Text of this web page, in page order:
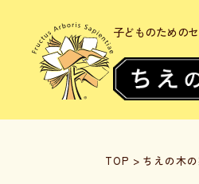
子どものための
TOP > ちえの木